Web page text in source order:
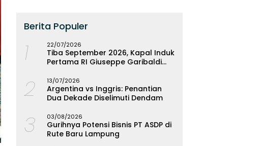
Berita Populer
1 22/07/2026
Tiba September 2026, Kapal Induk
Pertama RI Giuseppe Garibaldi
2 13/07/2026
Argentina vs Inggris: Penantian
Dua Dekade Diselimuti Dendam
3 03/08/2026
Gurihnya Potensi Bisnis PT ASDP di
Rute Baru Lampung